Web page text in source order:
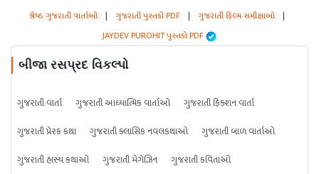
શ્રેષ્ઠ ગુજરાતી વાર્તાઓ | ગુજરાતી પુસ્તકો PDF | ગુજરાતી ફિલ્મ સમીક્ષાઓ |
JAYDEV PUROHIT પુસ્તકો PDF
બીજા રસપ્રદ વિકલ્પો
ગુજરાતી વાર્તા ગુજરાતી આધ્યાત્મિક વાર્તાઓ
ગુજરાતી ફિક્શન વાર્તા
ગુજરાતી પ્રેરક કથા
ગુજરાતી ક્લાસિક નવલકથાઓ
ગુજરાતી બાળ વાર્તાઓ
ગુજરાતી હાસ્ય કથાઓ
ગુજરાતી મેગેઝિન
ગુજરાતી કવિતાઓ